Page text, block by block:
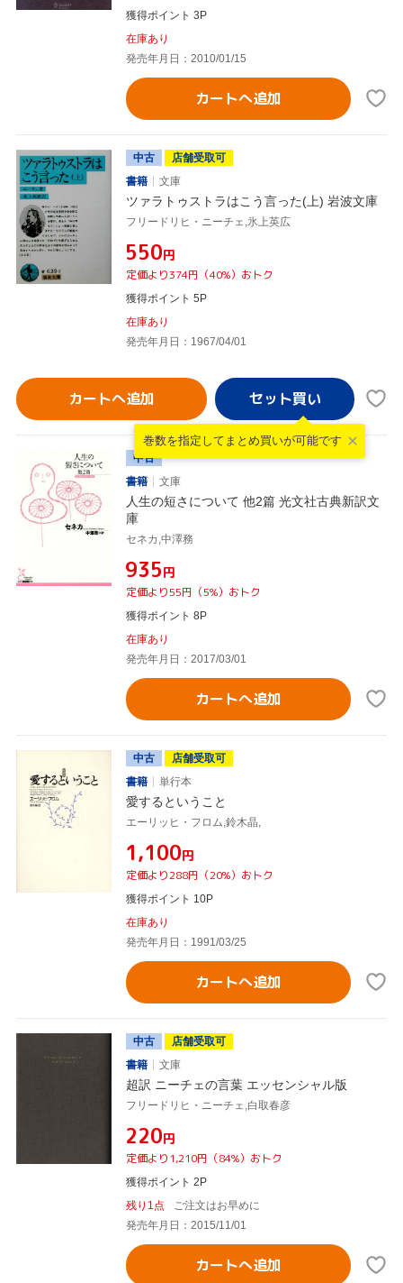
獲得ポイント 3P
在庫あり
発売年月日：2010/01/15
カートへ追加
中古
店舗受取可
書籍
文庫
ツァラトゥストラはこう言った(上) 岩波文庫
フリードリヒ・ニーチェ,氷上英広
¥550円
定価より374円（40%）おトク
獲得ポイント 5P
在庫あり
発売年月日：1967/04/01
カートへ追加
巻数を指定して まとめ買いが可能です
中古
書籍
文庫
人生の短さについて 他2篇 光文社古典新訳文
庫
セネカ,中澤務
¥935円
定価より55円（5%）おトク
獲得ポイント 8P
在庫あり
発売年月日：2017/03/01
カートへ追加
中古
店舗受取可
書籍
単行本
愛するということ
エーリッヒ・フロム,鈴木晶,
¥1,100円
定価より288円（20%）おトク
獲得ポイント 10P
在庫あり
発売年月日：1991/03/25
カートへ追加
中古
店舗受取可
書籍
文庫
超訳 ニーチェの言葉 エッセンシャル版
フリードリヒ・ニーチェ,白取春彦
¥220円
定価より1,210円（84%）おトク
獲得ポイント 2P
残り1点
ご注文はお早めに
発売年月日：2015/11/01
カートへ追加